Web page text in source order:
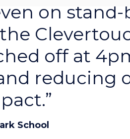
on stand-
off at
reducing
School